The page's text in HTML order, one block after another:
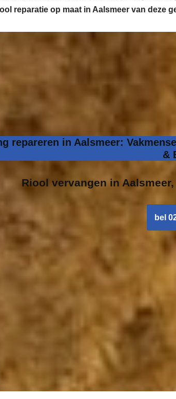
reparatie op maat in Aalsmeer van deze
repareren in Aalsmeer:
&
Riool vervangen in
bel